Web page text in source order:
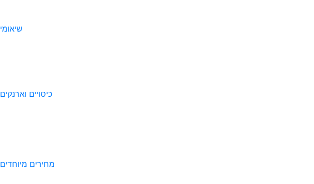
שיאומי
כיסויים וארנקים
מחירים מיוחדים